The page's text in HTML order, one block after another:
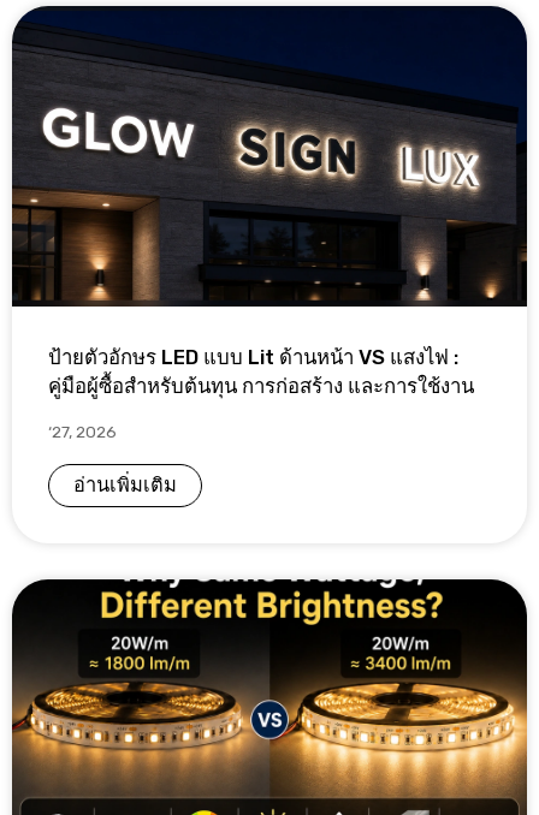
ป้ายตัวอักษร LED แบบ Lit ด้านหน้า VS แสงไฟ :
คู่มือผู้ซื้อสำหรับต้นทุน การก่อสร้าง และการใช้งาน
‘27, 2026
อ่านเพิ่มเติม